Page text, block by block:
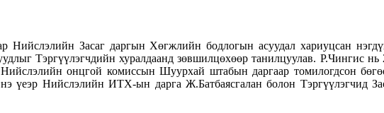
Нийслэлийн Засаг даргын Хөгжлийн бодлогын асуудал хариуцсан
Тэргүүлэгчдийн хуралдаанд зөвшилцөхөөр танилцуулав. Р.Чингис
Нийслэлийн онцгой комиссын Шуурхай штабын даргаар томилогдсон
үеэр Нийслэлийн ИТХ-ын дарга Ж.Батбаясгалан болон Тэргүүлэгчид